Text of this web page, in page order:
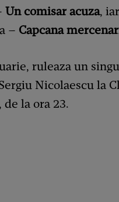
Un comisar acuza,
– Capcana
ruleaza un
Nicolaescu la
de la ora 23.